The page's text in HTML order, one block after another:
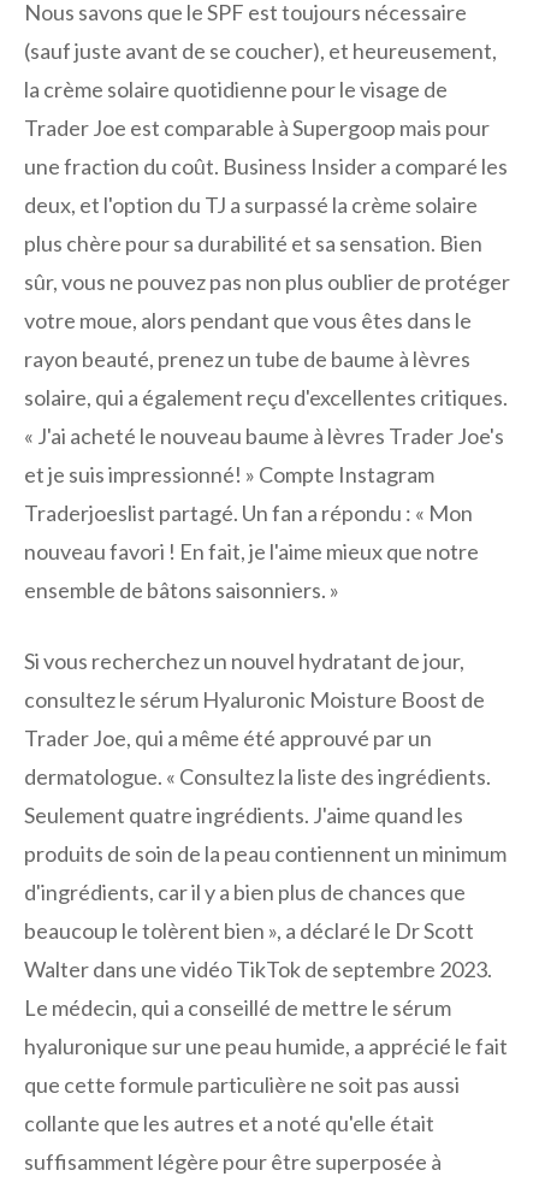
Nous savons que le SPF est toujours nécessaire
(sauf juste avant de se coucher), et heureusement,
la crème solaire quotidienne pour le visage de
Trader Joe est comparable à Supergoop mais pour
une fraction du coût. Business Insider a comparé les
deux, et l'option du TJ a surpassé la crème solaire
plus chère pour sa durabilité et sa sensation. Bien
sûr, vous ne pouvez pas non plus oublier de protéger
votre moue, alors pendant que vous êtes dans le
rayon beauté, prenez un tube de baume à lèvres
solaire, qui a également reçu d'excellentes critiques.
« J'ai acheté le nouveau baume à lèvres Trader Joe's
et je suis impressionné! » Compte Instagram
Traderjoeslist partagé. Un fan a répondu : « Mon
nouveau favori ! En fait, je l'aime mieux que notre
ensemble de bâtons saisonniers. »
Si vous recherchez un nouvel hydratant de jour,
consultez le sérum Hyaluronic Moisture Boost de
Trader Joe, qui a même été approuvé par un
dermatologue. « Consultez la liste des ingrédients.
Seulement quatre ingrédients. J'aime quand les
produits de soin de la peau contiennent un minimum
d'ingrédients, car il y a bien plus de chances que
beaucoup le tolèrent bien », a déclaré le Dr Scott
Walter dans une vidéo TikTok de septembre 2023.
Le médecin, qui a conseillé de mettre le sérum
hyaluronique sur une peau humide, a apprécié le fait
que cette formule particulière ne soit pas aussi
collante que les autres et a noté qu'elle était
suffisamment légère pour être superposée à